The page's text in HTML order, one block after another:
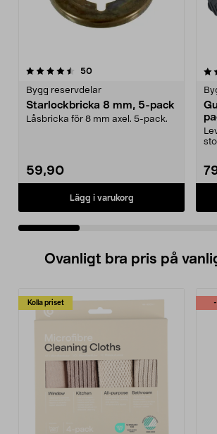
50recensioner
Bygg reservdelar
Starlockbricka 8 mm, 5-pack
Låsbricka för 8 mm axel. 5-pack.
59,90
Lägg i varukorg
4.0 av 5 stjärnor
Ovanligt bra pris på
Kolla priset -